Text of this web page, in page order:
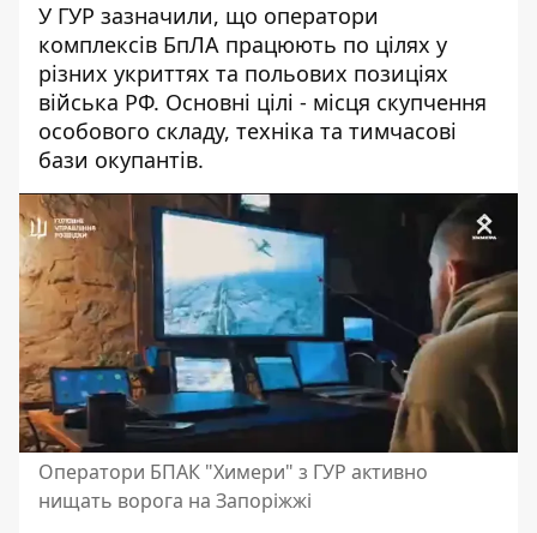
У ГУР зазначили, що оператори
комплексів БпЛА працюють по цілях у
різних укриттях та польових позиціях
війська РФ. Основні цілі - місця скупчення
особового складу, техніка та тимчасові
бази окупантів.
Оператори БПАК "Химери" з ГУР активно
нищать ворога на Запоріжжі